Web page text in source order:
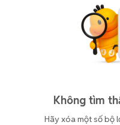
Không tìm
Hãy xóa một số bộ